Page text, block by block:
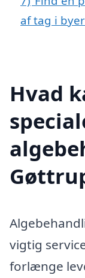
af tag i
Hvad
vigtig
forlænge